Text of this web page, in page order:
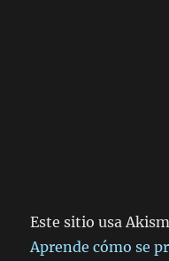
Este sitio usa
Aprende cómo se